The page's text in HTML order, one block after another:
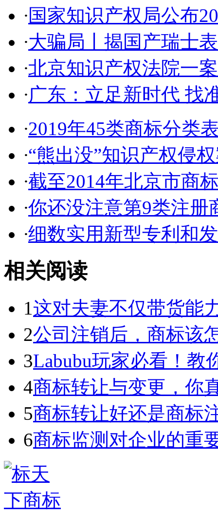
·国家知识产权局公布
·大骗局丨揭国产瑞士
·北京知识产权法院一
·广东：立足新时代 找
·2019年45类商标分类
·“熊出没”知识产权侵
·截至2014年北京市商
·你还没注意第9类注册
·细数实用新型专利和
相关阅读
1这对夫妻不仅带货能
2公司注销后，商标该
3Labubu玩家必看！教
4商标转让与变更，你
5商标转让好还是商标
6商标监测对企业的重